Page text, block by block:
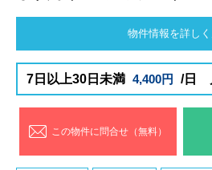
物件情報を詳し
7日以上30日未満 4,400円 /日
この物件に問合せ（無料）